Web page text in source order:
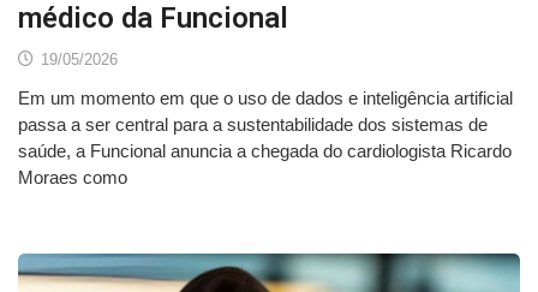
médico da Funcional
19/05/2026
Em um momento em que o uso de dados e inteligência artificial
passa a ser central para a sustentabilidade dos sistemas de
saúde, a Funcional anuncia a chegada do cardiologista Ricardo
Moraes como